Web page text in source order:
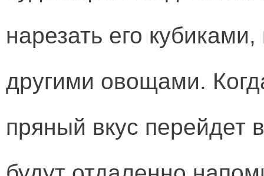
нарезать его
другими овощами.
пряный вкус перейдет